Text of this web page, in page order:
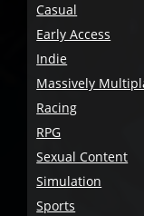
Casual
Early Access
Indie
Massively
Racing
RPG
Sexual Content
Simulation
Sports